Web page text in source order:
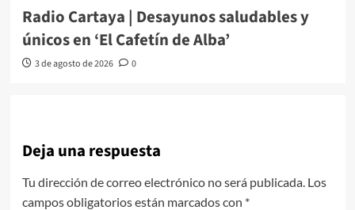
Radio Cartaya | Desayunos saludables y
únicos en ‘El Cafetín de Alba’
3 de agosto de 2026 0
Deja una respuesta
Tu dirección de correo electrónico no será publicada. Los
campos obligatorios están marcados con *